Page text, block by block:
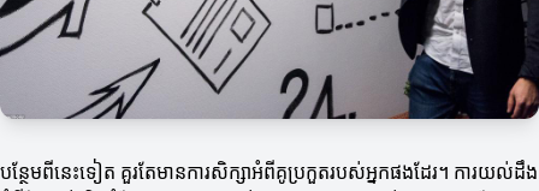
បន្ថែមពីនេះទៀត គួរតែមានការសិក្សាអំពីគូប្រកួតរបស់អ្នកផងដែរ។ ការយល់ដឹង